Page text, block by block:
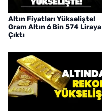
Altın Fiyatları Yükselişte!
Gram Altın 6 Bin 574 Liraya
Çıktı